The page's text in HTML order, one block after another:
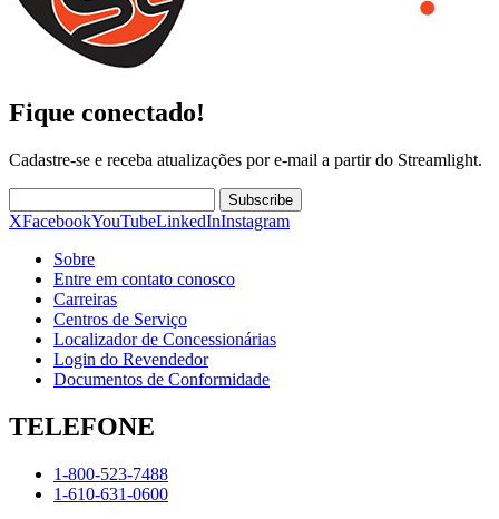
Fique conectado!
Cadastre-se e receba atualizações por e-mail a partir do Streamlight.
Subscribe
XFacebookYouTubeLinkedInInstagram
Sobre
Entre em contato conosco
Carreiras
Centros de Serviço
Localizador de Concessionárias
Login do Revendedor
Documentos de Conformidade
TELEFONE
1-800-523-7488
1-610-631-0600